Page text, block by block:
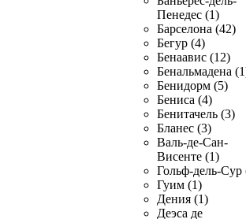
Пенедес (1)
Барселона (42)
Бегур (4)
Бенаавис (12)
Бенальмадена
Бенидорм (5)
Бениса (4)
Бенитачель (3)
Бланес (3)
Валь-де-Сан-
Висенте (1)
Гольф-дель-Сур
Гуим (1)
Дения (1)
Деэса де